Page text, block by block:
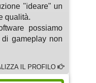
"ideare" un
qualità.
possiamo
gameplay non
IL PROFILO